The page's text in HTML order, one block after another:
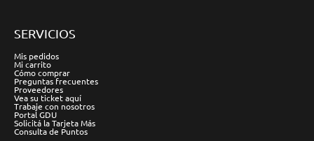
SERVICIOS
Mis pedidos
Mi carrito
Cómo comprar
Preguntas frecuentes
Proveedores
Vea su ticket aquí
Trabaje con nosotros
Portal GDU
Solicitá la Tarjeta Más
Consulta de Puntos